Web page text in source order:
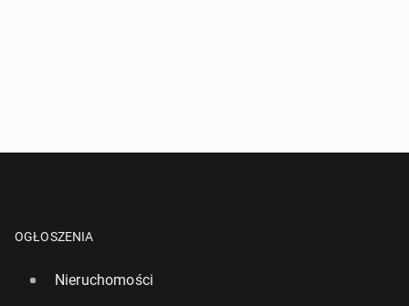
OGŁOSZENIA
Nieruchomości